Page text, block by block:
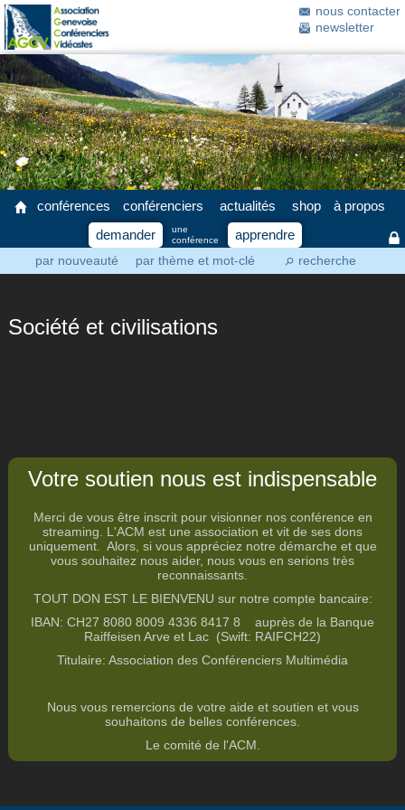
nous contacter
newsletter
conférences conférenciers
par nouveauté par thème et mot-clé ⚲ recherche
actualités shop
à propos
demander
une
conférence
apprendre
Société et civilisations
Votre soutien nous est indispensable
Merci de vous être inscrit pour visionner nos conférence en
streaming. L'ACM est une association et vit de ses dons
uniquement. Alors, si vous appréciez notre démarche et que
vous souhaitez nous aider, nous vous en serions très
reconnaissants.
TOUT DON EST LE BIENVENU sur notre compte bancaire:
IBAN: CH27 8080 8009 4336 8417 8
auprès de la Banque
Raiffeisen Arve et Lac (Swift: RAIFCH22)
Titulaire: Association des Conférenciers Multimédia
Nous vous remercions de votre aide et soutien et vous
souhaitons de belles conférences.
Le comité de l'ACM.